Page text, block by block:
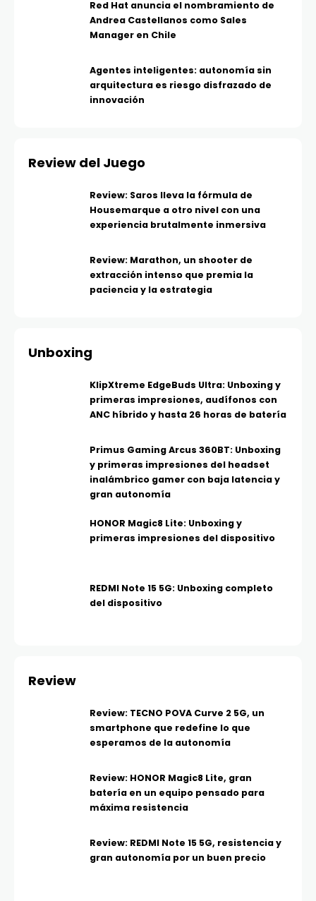
Red Hat anuncia el nombramiento de
Andrea Castellanos como Sales
Manager en Chile
Agentes inteligentes: autonomía sin
arquitectura es riesgo disfrazado de
innovación
Review del Juego
Review: Saros lleva la fórmula de
Housemarque a otro nivel con una
experiencia brutalmente inmersiva
Review: Marathon, un shooter de
extracción intenso que premia la
paciencia y la estrategia
Unboxing
KlipXtreme EdgeBuds Ultra: Unboxing y
primeras impresiones, audífonos con
ANC híbrido y hasta 26 horas de batería
Primus Gaming Arcus 360BT: Unboxing
y primeras impresiones del headset
inalámbrico gamer con baja latencia y
gran autonomía
HONOR Magic8 Lite: Unboxing y
primeras impresiones del dispositivo
REDMI Note 15 5G: Unboxing completo
del dispositivo
Review
Review: TECNO POVA Curve 2 5G, un
smartphone que redefine lo que
esperamos de la autonomía
Review: HONOR Magic8 Lite, gran
batería en un equipo pensado para
máxima resistencia
Review: REDMI Note 15 5G, resistencia y
gran autonomía por un buen precio